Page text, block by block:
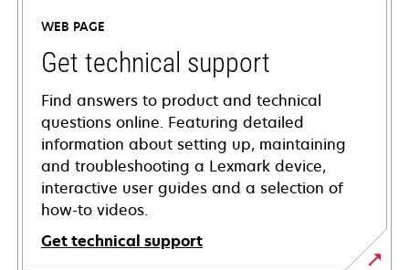
WEB PAGE
Get technical support
Find answers to product and technical
questions online. Featuring detailed
information about setting up, maintaining
and troubleshooting a Lexmark device,
interactive user guides and a selection of
how-to videos.
Get technical support